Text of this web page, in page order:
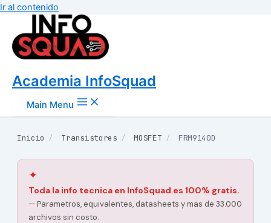
Ir al contenido
Academia InfoSquad
Main Menu
Inicio / Transistores / MOSFET / FRM9140D
✦
Toda la info tecnica en InfoSquad es 100% gratis.
— Parametros, equivalentes, datasheets y mas de 33.000
archivos sin costo.